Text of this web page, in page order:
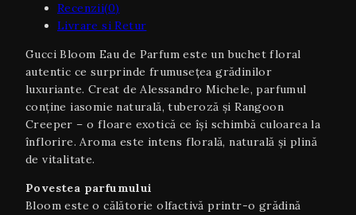
Recenzii(0)
Livrare si Retur
Gucci Bloom Eau de Parfum este un buchet floral
autentic ce surprinde frumusețea grădinilor
luxuriante. Creat de Alessandro Michele, parfumul
conține iasomie naturală, tuberoză și Rangoon
Creeper – o floare exotică ce își schimbă culoarea la
înflorire. Aroma este intens florală, naturală și plină
de vitalitate.
Povestea parfumului
Bloom este o călătorie olfactivă printr-o grădină